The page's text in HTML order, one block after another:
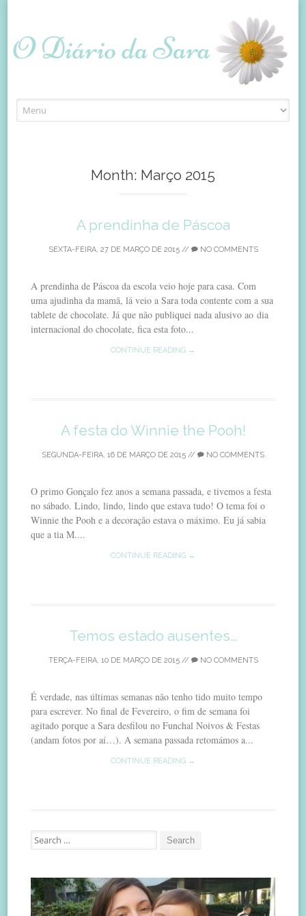
to
Month: Março 2015
A prendinha de Páscoa
SEXTA-FEIRA, 27 DE MARÇO DE 2015// NO COMMENTS
A prendinha de Páscoa da escola veio hoje para casa. Com
uma ajudinha da mamã, lá veio a Sara toda contente com a sua
tablete de chocolate. Já que não publiquei nada alusivo ao dia
internacional do chocolate, fica esta foto...
CONTINUE READING →
A festa do Winnie the Pooh!
SEGUNDA-FEIRA, 16 DE MARÇO DE 2015 // NO COMMENTS
O primo Gonçalo fez anos a semana passada, e tivemos a festa
no sábado. Lindo, lindo, lindo que estava tudo! O tema foi o
Winnie the Pooh e a decoração estava o máximo. Eu já sabia
que a tia M....
CONTINUE READING →
Temos estado ausentes…
TERÇA-FEIRA, 10 DE MARÇO DE 2015// NO COMMENTS
É verdade, nas últimas semanas não tenho tido muito tempo
para escrever. No final de Fevereiro, o fim de semana foi
agitado porque a Sara desfilou no Funchal Noivos & Festas
(andam fotos por aí…). A semana passada retomámos a...
CONTINUE READING →
Search
for: